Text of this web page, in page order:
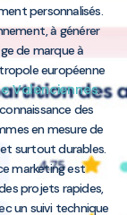
personnalisés.
à générer
de marque à
européenne
Valenciennes.
des
en mesure de
surtout durables.
marketing est
projets rapides,
un suivi technique